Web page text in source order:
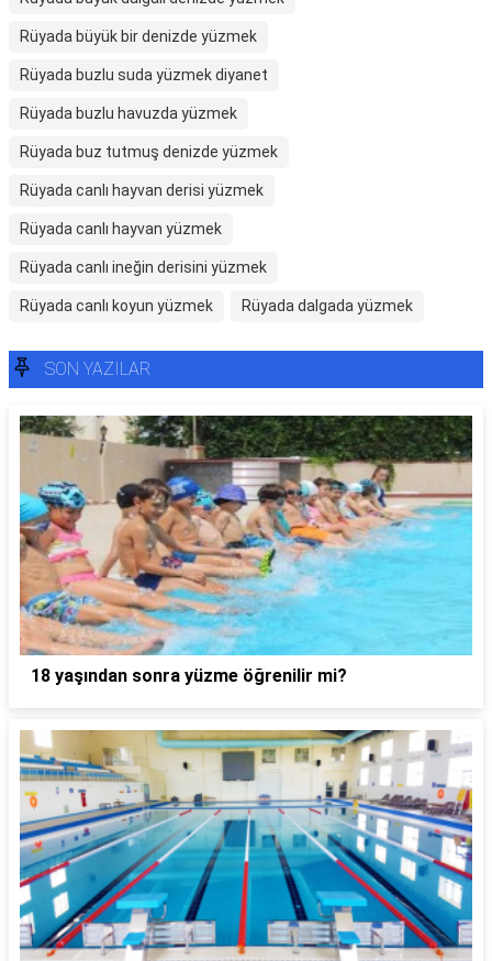
Rüyada büyük bir denizde yüzmek
Rüyada buzlu suda yüzmek diyanet
Rüyada buzlu havuzda yüzmek
Rüyada buz tutmuş denizde yüzmek
Rüyada canlı hayvan derisi yüzmek
Rüyada canlı hayvan yüzmek
Rüyada canlı ineğin derisini yüzmek
Rüyada canlı koyun yüzmek Rüyada dalgada yüzmek
SON YAZILAR
18 yaşından sonra yüzme öğrenilir mi?